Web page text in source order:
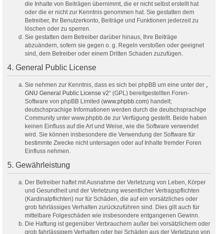
die Inhalte von Beiträgen übernimmt, die er nicht selbst erstellt hat
oder die er nicht zur Kenntnis genommen hat. Sie gestatten dem
Betreiber, Ihr Benutzerkonto, Beiträge und Funktionen jederzeit zu
löschen oder zu sperren.
Sie gestatten dem Betreiber darüber hinaus, Ihre Beiträge
abzuändern, sofern sie gegen o. g. Regeln verstoßen oder geeignet
sind, dem Betreiber oder einem Dritten Schaden zuzufügen.
4. General Public License
Sie nehmen zur Kenntnis, dass es sich bei phpBB um eine unter der „
GNU General Public License v2“ (GPL) bereitgestellten Foren-
Software von phpBB Limited (www.phpbb.com) handelt;
deutschsprachige Informationen werden durch die deutschsprachige
Community unter www.phpbb.de zur Verfügung gestellt. Beide haben
keinen Einfluss auf die Art und Weise, wie die Software verwendet
wird. Sie können insbesondere die Verwendung der Software für
bestimmte Zwecke nicht untersagen oder auf Inhalte fremder Foren
Einfluss nehmen.
5. Gewährleistung
Der Betreiber haftet mit Ausnahme der Verletzung von Leben, Körper
und Gesundheit und der Verletzung wesentlicher Vertragspflichten
(Kardinalpflichten) nur für Schäden, die auf ein vorsätzliches oder
grob fahrlässiges Verhalten zurückzuführen sind. Dies gilt auch für
mittelbare Folgeschäden wie insbesondere entgangenen Gewinn.
Die Haftung ist gegenüber Verbrauchern außer bei vorsätzlichem oder
grob fahrlässigem Verhalten oder bei Schäden aus der Verletzung von